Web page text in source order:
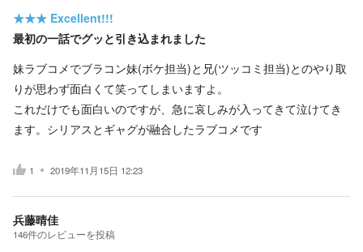
★★★ Excellent!!!
最初の一話でグッと引き込まれました
妹ラブコメでブラコン妹(ボケ担当)と兄(ツッコミ担当)とのやり取
りが思わず面白くて笑ってしまいますよ。
これだけでも面白いのですが、急に哀しみが入ってきて泣けてき
ます。シリアスとギャグが融合したラブコメです
1 2019年11月15日 12:23
兵藤晴佳
146件のレビューを投稿